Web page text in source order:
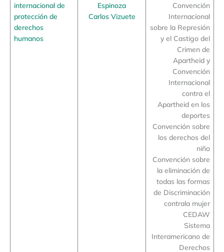
internacional de
protección de
derechos
humanos
Espinoza
Carlos Vizuete
Convención
Internacional
sobre la Represión
y el Castigo del
Crimen de
Apartheid y
Convención
Internacional
contra el
Apartheid en los
deportes
Convención sobre
los derechos del
niño
Convención sobre
la eliminación de
todas las formas
de Discriminación
contrala mujer
CEDAW
Sistema
Interamericano de
Derechos